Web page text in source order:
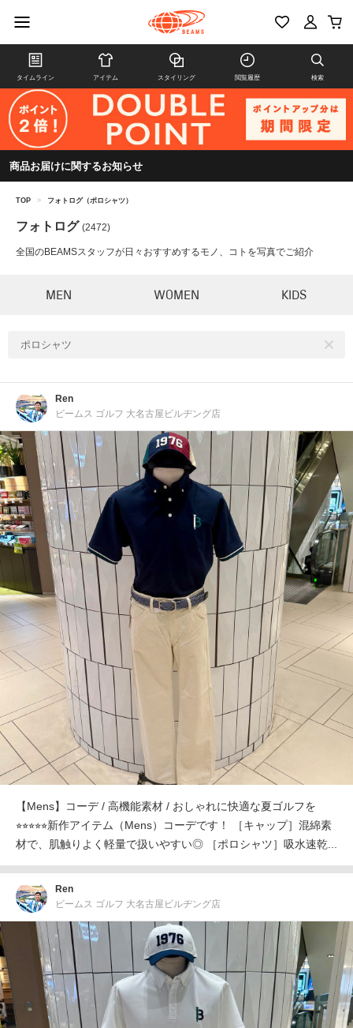
タイムライン アイテム スタイリング 閲覧履歴 検索
商品お届けに関するお知らせ
TOP > フォトログ（ポロシャツ）
フォトログ (2472)
全国のBEAMSスタッフが日々おすすめするモノ、コトを写真でご紹介
MEN WOMEN KIDS
ポロシャツ
Ren
ビームス ゴルフ 大名古屋ビルヂング店
【Mens】コーデ / 高機能素材 / おしゃれに快適な夏ゴルフを
⭐︎⭐︎⭐︎⭐︎⭐︎新作アイテム（Mens）コーデです！ ［キャップ］混綿素
材で、肌触りよく軽量で扱いやすい◎ ［ポロシャツ］吸水速乾...
Ren
ビームス ゴルフ 大名古屋ビルヂング店